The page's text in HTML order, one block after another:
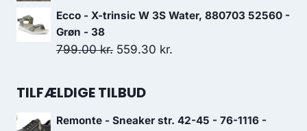
314.30 kr..
oprindelige
var:
aktuelle
Ecco - X-trinsic W 3S Water, 880703 52560 -
Grøn - 38
799.00kr. Den
pris
799.00 kr..
559.30 kr.
559.30 kr..
TILFÆLDIGE TILBUD
Remonte - Sneaker str. 42-45 - 76-1116 -